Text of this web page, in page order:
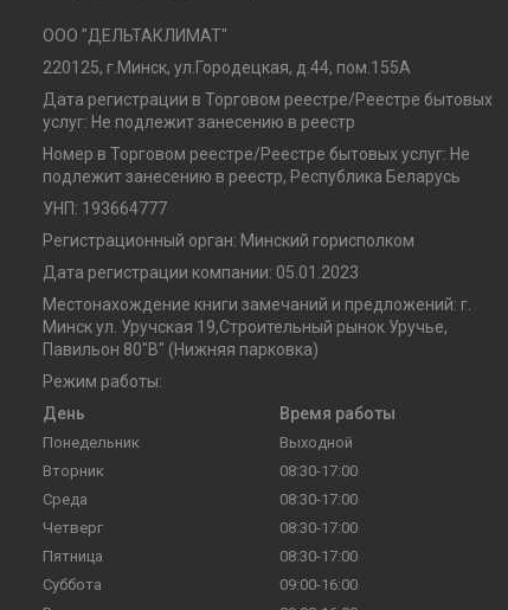
ООО "ДЕЛЬТАКЛИМАТ"
220125, г.Минск, ул.Городецкая, д.44, пом.155А
Дата регистрации в Торговом реестре/Реестре бытовых
услуг: Не подлежит занесению в реестр
Номер в Торговом реестре/Реестре бытовых услуг: Не
подлежит занесению в реестр, Республика Беларусь
УНП: 193664777
Регистрационный орган: Минский горисполком
Дата регистрации компании: 05.01.2023
Местонахождение книги замечаний и предложений: г.
Минск ул. Уручская 19,Строительный рынок Уручье,
Павильон 80"В" (Нижняя парковка)
Режим работы:
День
Время работы
Понедельник
Выходной
Вторник
08:30-17:00
Среда
08:30-17:00
Четверг
08:30-17:00
Пятница
08:30-17:00
Суббота
09:00-16:00